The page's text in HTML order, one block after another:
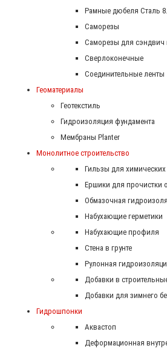
Рамные дюбеля Сталь
Саморезы
Саморезы для сэндвич
Сверлоконечные
Соединительные ленты
Геоматериалы
Геотекстиль
Гидроизоляция фундамента
Мембраны Planter
Монолитное строительство
Гильзы для химических
Ершики для прочистки
Обмазочная
Набухающие герметики
Набухающие профиля
Стена в грунте
Рулонная
Добавки в
Добавки для зимнего
Гидрошпонки
Аквастоп
Деформационная